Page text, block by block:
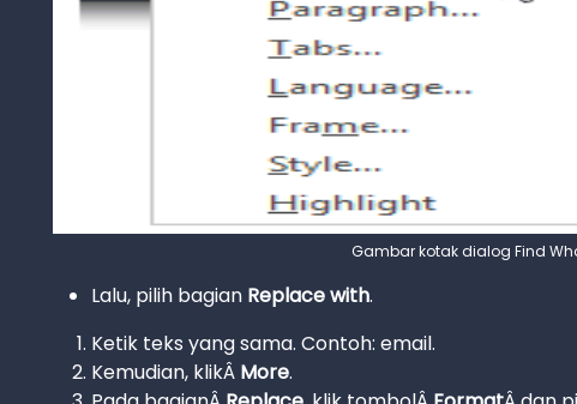
Gambar kotak dialog Find
Lalu, pilih bagian Replace with.
Ketik teks yang sama. Contoh: email.
Kemudian, klikÂ More.